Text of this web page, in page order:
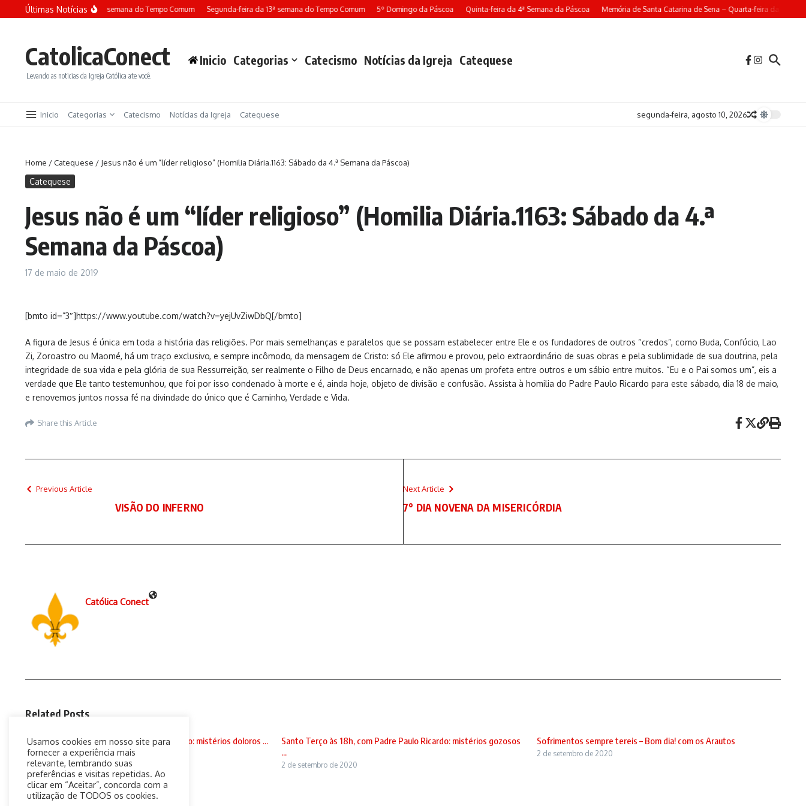
Ir para o conteúdo
Últimas Notícias
Terça-feira da 13ª semana do Tempo Comum Segunda-feira da 13ª semana do Tempo Comum 5º Domingo da Páscoa Quinta-feira da 4ª Semana da Páscoa Memória de Santa Catarina de Sena – Quarta-feira da 4ª
CatolicaConect
Levando as noticias da Igreja Católica ate você.
Inicio Categorias Catecismo Notícias da Igreja Catequese
Inicio Categorias Catecismo Notícias da Igreja Catequese segunda-feira, agosto 10, 2026
Home /Catequese / Jesus não é um “líder religioso” (Homilia Diária.1163: Sábado da 4.ª Semana da Páscoa)
Catequese
Jesus não é um “líder religioso” (Homilia Diária.1163: Sábado da 4.ª
Semana da Páscoa)
17 de maio de 2019
[bmto id=”3″]https://www.youtube.com/watch?v=yejUvZiwDbQ[/bmto]
A figura de Jesus é única em toda a história das religiões. Por mais semelhanças e paralelos que se possam estabelecer entre Ele e os fundadores de outros “credos”, como Buda, Confúcio, Lao
Zi, Zoroastro ou Maomé, há um traço exclusivo, e sempre incômodo, da mensagem de Cristo: só Ele afirmou e provou, pelo extraordinário de suas obras e pela sublimidade de sua doutrina, pela
integridade de sua vida e pela glória de sua Ressurreição, ser realmente o Filho de Deus encarnado, e não apenas um profeta entre outros e um sábio entre muitos. “Eu e o Pai somos um”, eis a
verdade que Ele tanto testemunhou, que foi por isso condenado à morte e é, ainda hoje, objeto de divisão e confusão. Assista à homilia do Padre Paulo Ricardo para este sábado, dia 18 de maio,
e renovemos juntos nossa fé na divindade do único que é Caminho, Verdade e Vida.
Share this Article
Previous Article
VISÃO DO INFERNO
Next Article
7° DIA NOVENA DA MISERICÓRDIA
Católica Conect
Related Posts
Santo Terço às 18h, com Padre Paulo Ricardo: mistérios doloros ...
2 de setembro de 2020
Santo Terço às 18h, com Padre Paulo Ricardo: mistérios gozosos
...
2 de setembro de 2020
Sofrimentos sempre tereis – Bom dia! com os Arautos
2 de setembro de 2020
Usamos cookies em nosso site para
fornecer a experiência mais
relevante, lembrando suas
preferências e visitas repetidas. Ao
clicar em “Aceitar”, concorda com a
utilização de TODOS os cookies.